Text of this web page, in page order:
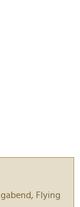
Flying